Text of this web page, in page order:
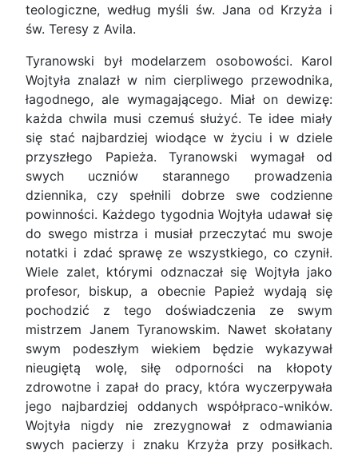
teolo­giczne, według myśli św. Jana od Krzyża i
św. Te­resy z Avila.
Tyranowski był modelarzem osobowości. Ka­rol
Wojtyła znalazł w nim cierpliwego przewodnika,
łagodnego, ale wymagającego. Miał on dewizę:
każda chwila musi czemuś służyć. Te idee miały
się stać najbardziej wiodące w życiu i w dziele
przyszłego Papieża. Tyranowski wymagał od
swych uczniów starannego prowadzenia
dziennika, czy spełnili dobrze swe codzienne
powinności. Każdego tygodnia Wojtyła udawał się
do swego mistrza i musiał przeczytać mu swoje
notatki i zdać sprawę ze wszystkiego, co czynił.
Wiele zalet, któ­rymi odznaczał się Wojtyła jako
profesor, biskup, a obecnie Papież wydają się
pochodzić z tego do­świadczenia ze swym
mistrzem Janem Tyranow­skim. Nawet skołatany
swym podeszłym wiekiem będzie wykazywał
nieugiętą wolę, siłę odporności na kłopoty
zdrowotne i zapał do pracy, która wy­czerpywała
jego najbardziej oddanych wspόłpraco-wnikόw.
Wojtyła nigdy nie zrezygnował z odma­wiania
swych pacierzy i znaku Krzyża przy posił­kach.